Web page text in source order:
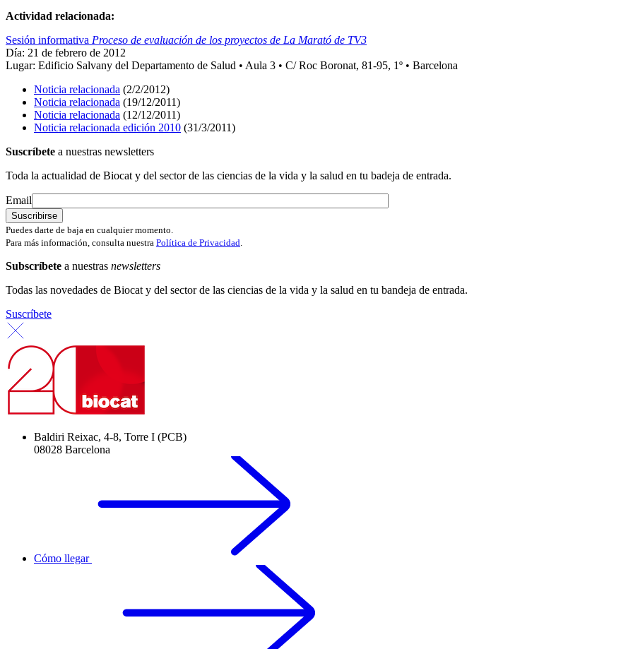
Actividad relacionada:
Sesión informativa Proceso de evaluación de los proyectos de La Marató de TV3
Día: 21 de febrero de 2012
Lugar: Edificio Salvany del Departamento de Salud • Aula 3 • C/ Roc Boronat, 81-95, 1º • Barcelona
Noticia relacionada (2/2/2012)
Noticia relacionada (19/12/2011)
Noticia relacionada (12/12/2011)
Noticia relacionada edición 2010 (31/3/2011)
Suscríbete a nuestras newsletters
Toda la actualidad de Biocat y del sector de las ciencias de la vida y la salud en tu badeja de entrada.
Email
Puedes darte de baja en cualquier momento.
Para más información, consulta nuestra Política de Privacidad.
Subscríbete a nuestras newsletters
Todas las novedades de Biocat y del sector de las ciencias de la vida y la salud en tu bandeja de entrada.
Suscríbete
Baldiri Reixac, 4-8, Torre I (PCB)
08028 Barcelona
Cómo llegar